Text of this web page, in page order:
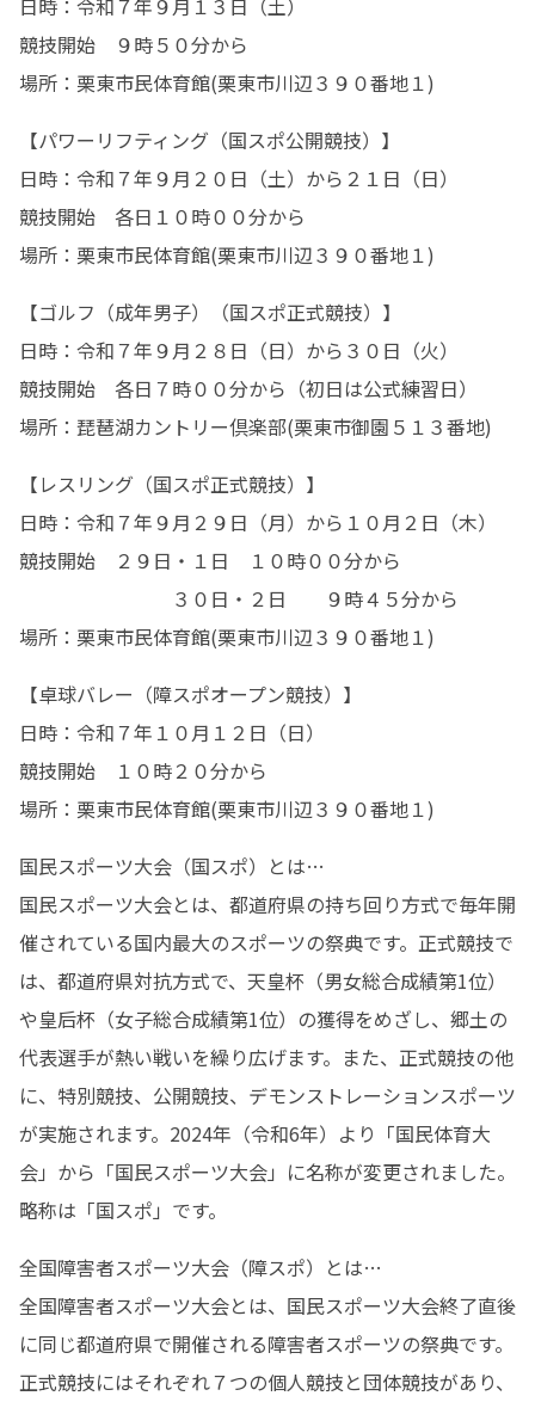
日時：令和７年９月１３日（土）
競技開始　９時５０分から
場所：栗東市民体育館(栗東市川辺３９０番地１)
【パワーリフティング（国スポ公開競技）】
日時：令和７年９月２０日（土）から２１日（日）
競技開始　各日１０時００分から
場所：栗東市民体育館(栗東市川辺３９０番地１)
【ゴルフ（成年男子）（国スポ正式競技）】
日時：令和７年９月２８日（日）から３０日（火）
競技開始　各日７時００分から（初日は公式練習日）
場所：琵琶湖カントリー倶楽部(栗東市御園５１３番地)
【レスリング（国スポ正式競技）】
日時：令和７年９月２９日（月）から１０月２日（木）
競技開始　２９日・１日　１０時００分から
３０日・２日　　９時４５分から
場所：栗東市民体育館(栗東市川辺３９０番地１)
【卓球バレー（障スポオープン競技）】
日時：令和７年１０月１２日（日）
競技開始　１０時２０分から
場所：栗東市民体育館(栗東市川辺３９０番地１)
国民スポーツ大会（国スポ）とは…
国民スポーツ大会とは、都道府県の持ち回り方式で毎年開
催されている国内最大のスポーツの祭典です。正式競技で
は、都道府県対抗方式で、天皇杯（男女総合成績第1位）
や皇后杯（女子総合成績第1位）の獲得をめざし、郷土の
代表選手が熱い戦いを繰り広げます。また、正式競技の他
に、特別競技、公開競技、デモンストレーションスポーツ
が実施されます。2024年（令和6年）より「国民体育大
会」から「国民スポーツ大会」に名称が変更されました。
略称は「国スポ」です。
全国障害者スポーツ大会（障スポ）とは…
全国障害者スポーツ大会とは、国民スポーツ大会終了直後
に同じ都道府県で開催される障害者スポーツの祭典です。
正式競技にはそれぞれ７つの個人競技と団体競技があり、